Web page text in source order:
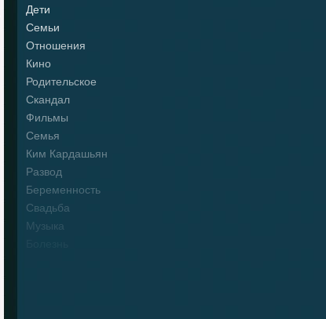
Дети
Семьи
Отношения
Кино
Родительское
Скандал
Фильмы
Семья
Ким Кардашьян
Развод
Беременность
Свадьба
Музыка